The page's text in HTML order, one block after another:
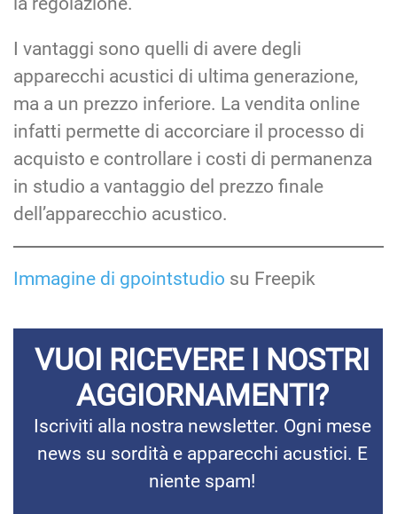
I vantaggi sono quelli di avere degli
apparecchi acustici di ultima generazione,
ma a un prezzo inferiore. La vendita online
infatti permette di accorciare il processo di
acquisto e controllare i costi di permanenza
in studio a vantaggio del prezzo finale
dell’apparecchio acustico.
Immagine di gpointstudio su Freepik
VUOI RICEVERE I NOSTRI
AGGIORNAMENTI?
Iscriviti alla nostra newsletter. Ogni mese
news su sordità e apparecchi acustici. E
niente spam!